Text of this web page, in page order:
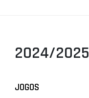
2024/2025
JOGOS